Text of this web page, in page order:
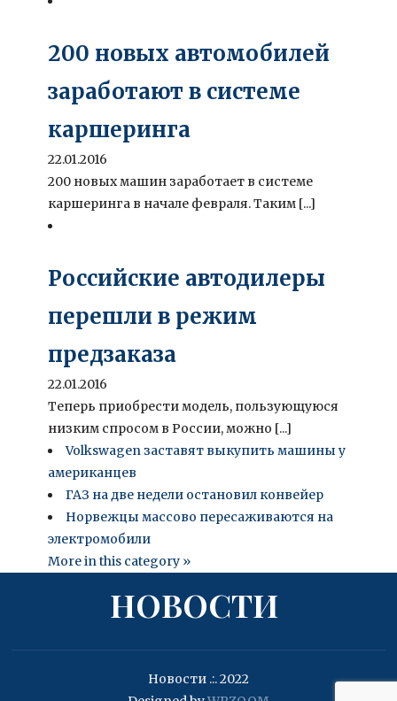
200 новых автомобилей
заработают в системе
каршеринга
22.01.2016
200 новых машин заработает в системе
каршеринга в начале февраля. Таким [...]
Российские автодилеры
перешли в режим
предзаказа
22.01.2016
Теперь приобрести модель, пользующуюся
низким спросом в России, можно [...]
Volkswagen заставят выкупить машины у
американцев
ГАЗ на две недели остановил конвейер
Норвежцы массово пересаживаются на
электромобили
More in this category »
НОВОСТИ
Новости .:. 2022